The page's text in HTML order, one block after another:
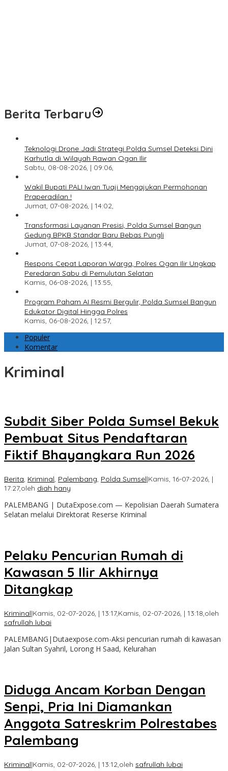
Berita Terbaru
Teknologi Drone Jadi Strategi Polda Sumsel Deteksi Dini
Karhutla di Wilayah Rawan Ogan Ilir
Sabtu, 08-08-2026, | 09:06,
Wakil Bupati PALI Iwan Tuaji Mengajukan Permohonan
Praperadilan !
Jumat, 07-08-2026, | 14:02,
Transformasi Layanan Presisi, Polda Sumsel Bangun
Gedung BPKB Standar Baru Bebas Pungli
Jumat, 07-08-2026, | 13:44,
Respons Cepat Laporan Warga, Polres Ogan Ilir Ungkap
Peredaran Sabu di Pemulutan Selatan
Kamis, 06-08-2026, | 13:55,
Program Paham AI Resmi Bergulir, Polda Sumsel Bangun
Edukator Digital Hingga Polres
Kamis, 06-08-2026, | 12:57,
Populer
Komentar
Kriminal
Subdit Siber Polda Sumsel Bekuk
Pembuat Situs Pendaftaran
Fiktif Bhayangkara Run 2026
Berita, Kriminal, Palembang, Polda Sumsel|Kamis, 16-07-2026, |
17:27,oleh diah hany
PALEMBANG | DutaExpose.com — Kepolisian Daerah Sumatera
Selatan melalui Direktorat Reserse Kriminal
Pelaku Pencurian Rumah di
Kawasan 5 Ilir Akhirnya
Ditangkap
Kriminal|Kamis, 02-07-2026, | 13:17,Kamis, 02-07-2026, | 13:18,oleh
safrullah lubai
PALEMBANG|Dutaexpose.com-Aksi pencurian rumah di kawasan
Jalan Sultan Syahril, Lorong H Saad, Kelurahan
Diduga Ancam Korban Dengan
Senpi, Pria Ini Diamankan
Anggota Satreskrim Polrestabes
Palembang
Kriminal|Kamis, 02-07-2026, | 13:12,oleh safrullah lubai